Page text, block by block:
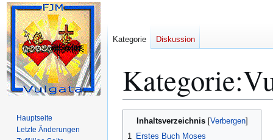
Kategorie:
Inhaltsverzeichnis
1 Erstes Buch Moses
Kategorie Diskussion
Hauptseite
Letzte Änderungen